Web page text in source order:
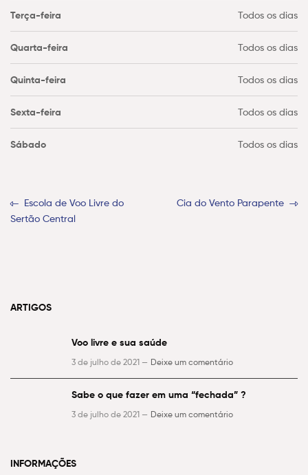
Terça-feira Todos os dias
Quarta-feira Todos os dias
Quinta-feira Todos os dias
Sexta-feira Todos os dias
Sábado Todos os dias
Escola de Voo Livre do
Sertão Central
Cia do Vento Parapente
ARTIGOS
Voo livre e sua saúde
3 de julho de 2021 — Deixe um comentário
Sabe o que fazer em uma “fechada” ?
3 de julho de 2021 — Deixe um comentário
INFORMAÇÕES